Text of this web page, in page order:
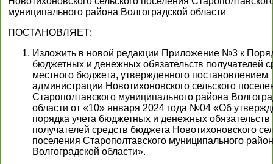
муниципального района Волгоградской области
ПОСТАНОВЛЯЕТ:
Изложить в новой редакции Приложение №3 к
бюджетных и денежных обязательств получателей
местного бюджета, утвержденного постановлением
администрации Новотихоновского сельского
Старополтавского муниципального района
области от «10» января 2024 года №04 «Об
порядка учета бюджетных и денежных обязательств
получателей средств бюджета Новотихоновского
поселения Старополтавского муниципального
Волгоградской области».